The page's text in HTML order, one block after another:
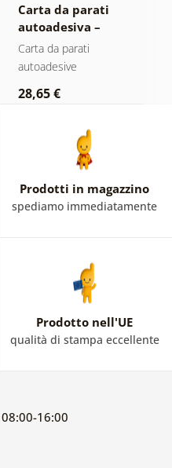
Carta da parati
autoadesiva –
Foresta nella
nebbia
Carta da parati
autoadesive
28,65 €
Prodotti in magazzino
spediamo immediatamente
Prodotto nell'UE
qualità di stampa eccellente
16:00